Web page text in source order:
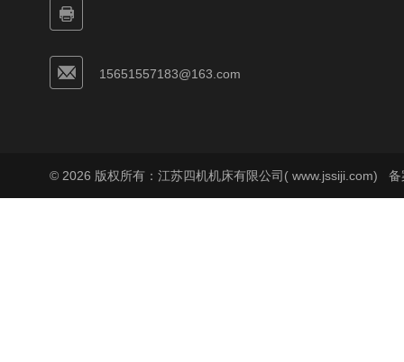
15651557183@163.com
© 2026 版权所有：江苏四机机床有限公司( www.jssiji.com) 备